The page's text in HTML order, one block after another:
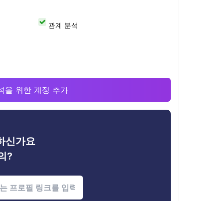
관계 분석
을 위한 계정 추가
신가요
?